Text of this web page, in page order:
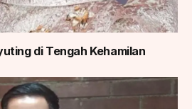
di Tengah Kehamilan